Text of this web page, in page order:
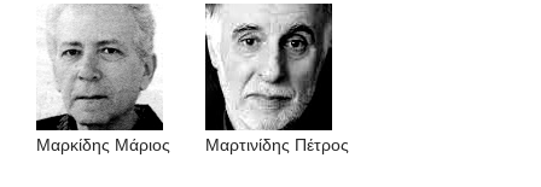
Μαρκίδης Μάριος Μαρτινίδης Πέτρος